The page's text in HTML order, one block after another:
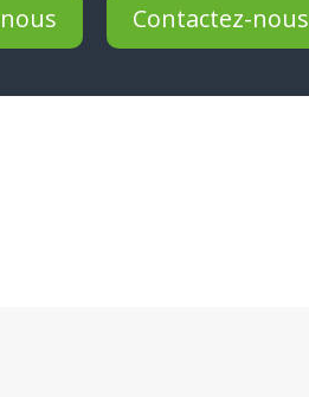
Contactez-nous